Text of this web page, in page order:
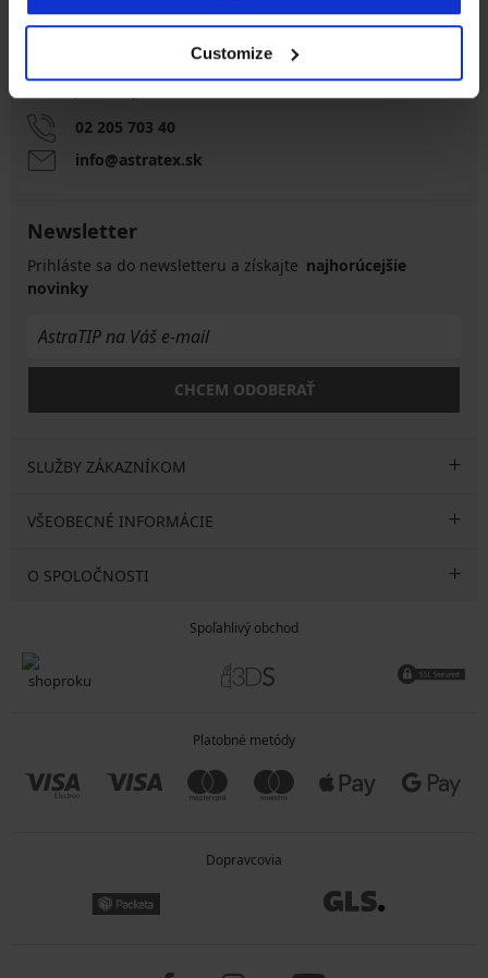
Customize
Zákaznícka podpora
Počas pracovných dní od 8:00 do 17:00
02 205 703 40
info@astratex.sk
Newsletter
Prihláste sa do newsletteru a získajte najhorúcejšie
novinky
CHCEM ODOBERAŤ
SLUŽBY ZÁKAZNÍKOM
VŠEOBECNÉ INFORMÁCIE
O SPOLOČNOSTI
Spoľahlivý obchod
Platobné metódy
Dopravcovia